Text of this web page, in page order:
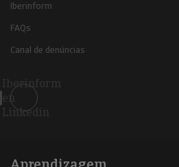
Iberinform
FAQs
Canal de denúncias
Iberinform
en
Linkedin